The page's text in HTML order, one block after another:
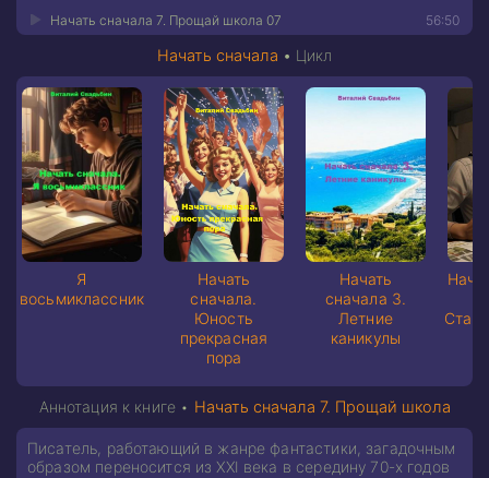
56:50
Начать сначала 7. Прощай школа 07
Начать сначала • Цикл
Я
восьмиклассник
Начать
сначала.
Юность
прекрасная
пора
Начать
сначала 3.
Летние
каникулы
Аннотация к книге • Начать сначала 7. Прощай школа
Писатель, работающий в жанре фантастики, загадочным
образом переносится из XXI века в середину 70-х годов